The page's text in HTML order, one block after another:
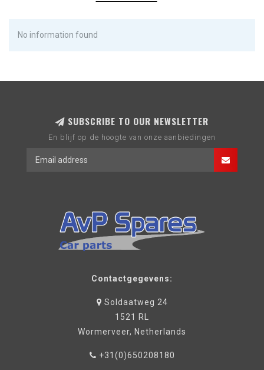
No information found
SUBSCRIBE TO OUR NEWSLETTER
En blijf op de hoogte van onze aanbiedingen
Contactgegevens:
Soldaatweg 24
1521 RL
Wormerveer, Netherlands
+31(0)650208180